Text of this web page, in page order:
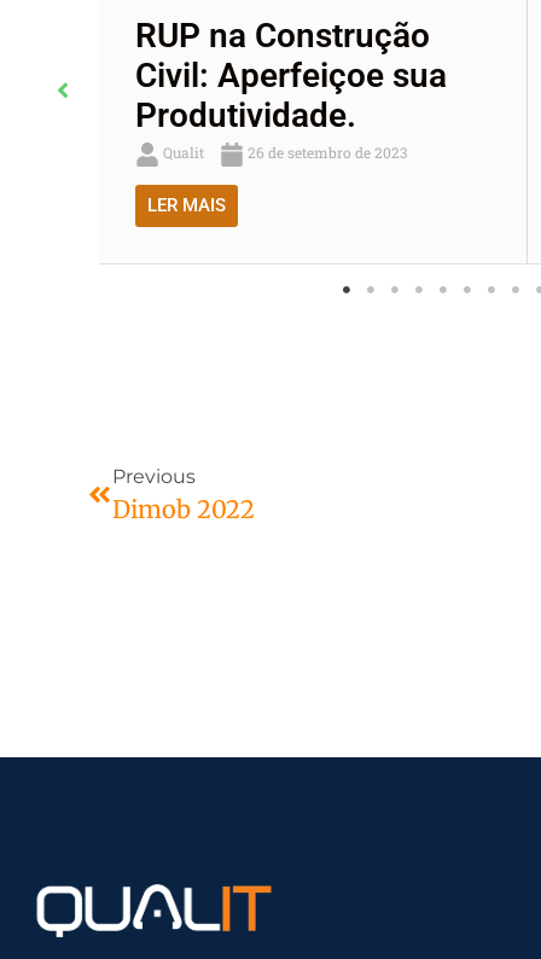
RUP na Construção
Civil: Aperfeiçoe sua
Produtividade.
Qualit 26 de setembro de 2023
LER MAIS
Previous
Dimob 2022